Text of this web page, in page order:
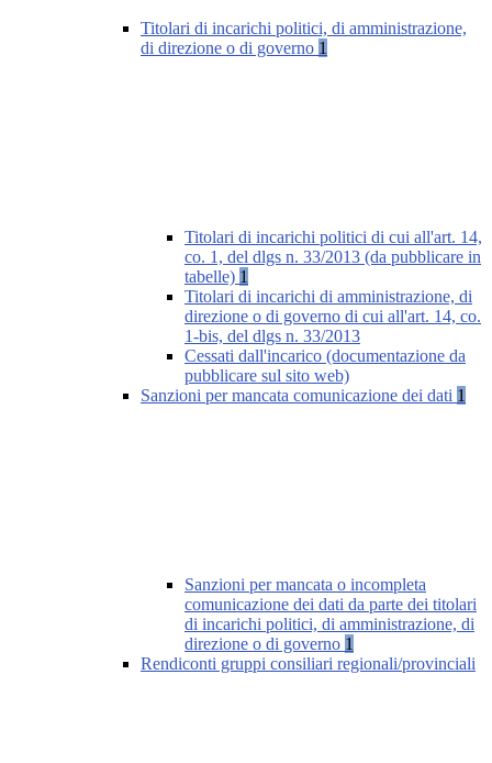
Titolari di incarichi politici, di amministrazione,
di direzione o di governo 1
Titolari di incarichi politici di cui all'art. 14,
co. 1, del dlgs n. 33/2013 (da pubblicare in
tabelle) 1
Titolari di incarichi di amministrazione, di
direzione o di governo di cui all'art. 14, co.
1-bis, del dlgs n. 33/2013
Cessati dall'incarico (documentazione da
pubblicare sul sito web)
Sanzioni per mancata comunicazione dei dati 1
Sanzioni per mancata o incompleta
comunicazione dei dati da parte dei titolari
di incarichi politici, di amministrazione, di
direzione o di governo 1
Rendiconti gruppi consiliari regionali/provinciali